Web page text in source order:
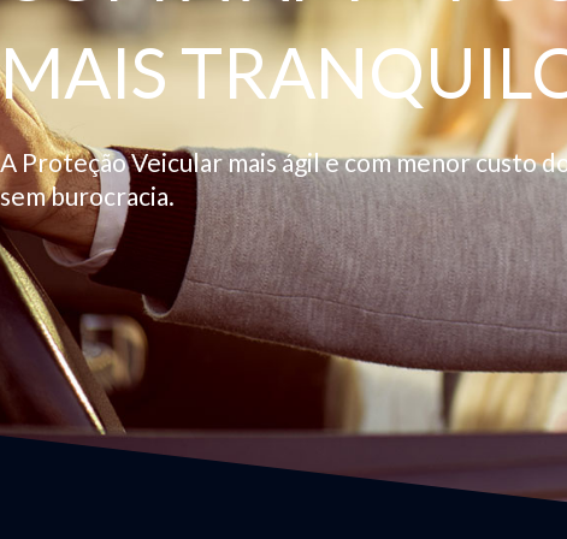
MAIS
A Proteção Veicular mais ágil e com menor custo
sem burocracia.